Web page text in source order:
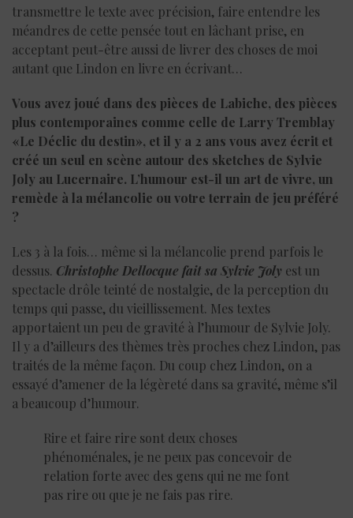
transmettre le texte avec précision, faire entendre les
méandres de cette pensée tout en lâchant prise, en
acceptant peut-être aussi de livrer des choses de moi
autant que Lindon en livre en écrivant…
Vous avez joué dans des pièces de Labiche, des pièces
plus contemporaines comme celle de Larry Tremblay
«Le Déclic du destin», et il y a 2 ans vous avez écrit et
créé un seul en scène autour des sketches de Sylvie
Joly au Lucernaire. L’humour est-il un art de vivre, un
remède à la mélancolie ou votre terrain de jeu préféré
?
Les 3 à la fois… même si la mélancolie prend parfois le
dessus. Christophe Dellocque fait sa Sylvie Joly est un
spectacle drôle teinté de nostalgie, de la perception du
temps qui passe, du vieillissement. Mes textes
apportaient un peu de gravité à l’humour de Sylvie Joly.
Il y a d’ailleurs des thèmes très proches chez Lindon, pas
traités de la même façon. Du coup chez Lindon, on a
essayé d’amener de la légèreté dans sa gravité, même s’il
a beaucoup d’humour.
Rire et faire rire sont deux choses
phénoménales, je ne peux pas concevoir de
relation forte avec des gens qui ne me font
pas rire ou que je ne fais pas rire.